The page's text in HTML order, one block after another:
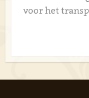
voor het